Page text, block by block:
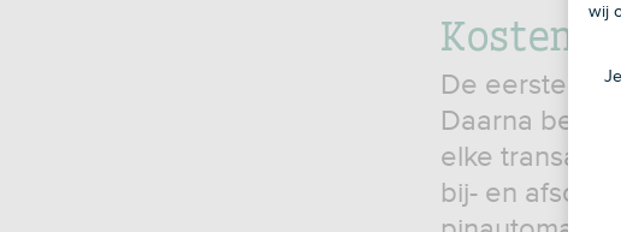
Kosten
De eerste 3
Daarna
elke
bij- en
wij